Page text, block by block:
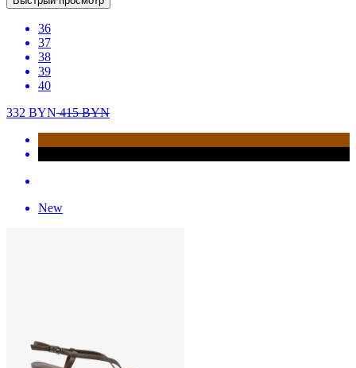
36
37
38
39
40
332 BYN415BYN
New